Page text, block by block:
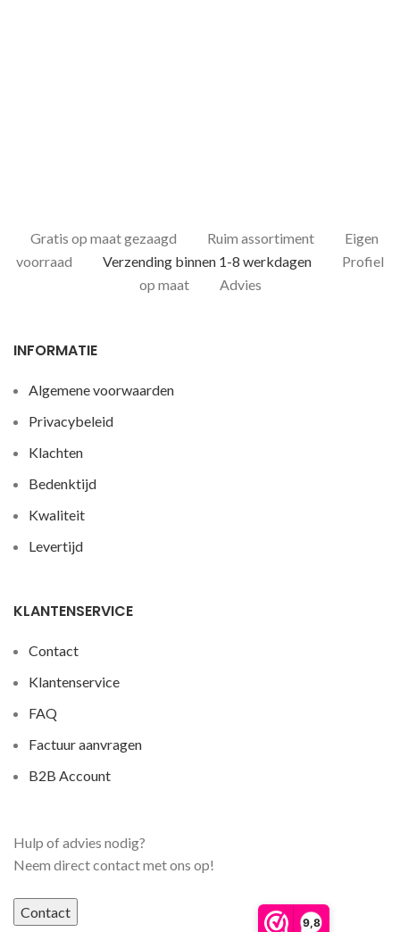
9,8
Gratis op maat gezaagd Ruim assortiment
Eigen
voorraad
Verzending binnen 1-8 werkdagen
Profiel
op maat
Advies
INFORMATIE
Algemene voorwaarden
Privacybeleid
Klachten
Bedenktijd
Kwaliteit
Levertijd
KLANTENSERVICE
Contact
Klantenservice
FAQ
Factuur aanvragen
B2B Account
Hulp of advies nodig?
Neem direct contact met ons op!
Contact